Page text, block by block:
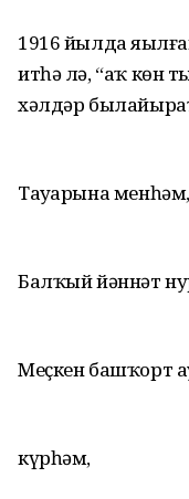
1916 йылда
итһә лә, “аҡ көн
хәлдәр
Тауҙарына
Балҡый йәннәт
Меҫкен башҡорт
күрһәм,